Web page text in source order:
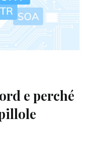
e perché